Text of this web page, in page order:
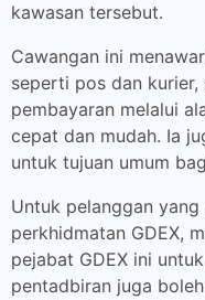
kawasan tersebut.
Cawangan ini
seperti pos dan kurier,
pembayaran melalui
cepat dan mudah. Ia
untuk tujuan umum
Untuk pelanggan
perkhidmatan GDEX,
pejabat GDEX ini
pentadbiran juga